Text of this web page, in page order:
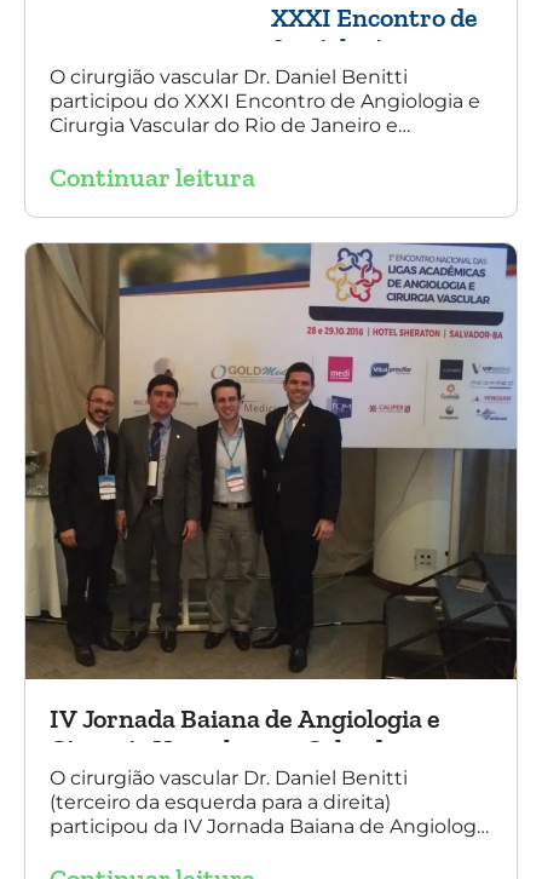
XXXI Encontro de
Angiologia e
Cirurgia Vascular
do Rio de Janeiro
O cirurgião vascular Dr. Daniel Benitti
participou do XXXI Encontro de Angiologia e
Cirurgia Vascular do Rio de Janeiro e
multilayer no tratamento de aneurisma
Continuar leitura
IV Jornada Baiana de Angiologia e
Cirurgia Vascular, em Salvador
O cirurgião vascular Dr. Daniel Benitti
(terceiro da esquerda para a direita)
participou da IV Jornada Baiana de Angiologia